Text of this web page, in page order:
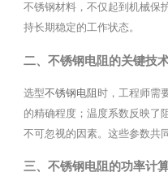
不锈钢材料，不仅起到机械保
持长期稳定的工作状态。
二、不锈钢电阻的关键技
选型不锈钢电阻 时，工程师需
的精确程度；温度系数反映了
不可忽视的因素。这些参数共
三、不锈钢电阻的功率计